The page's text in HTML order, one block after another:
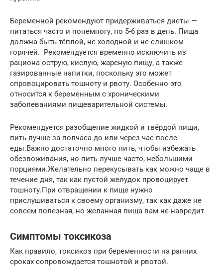
Беременной рекомендуют придерживаться диеты —
питаться часто и понемногу, по 5-6 раз в день. Пища
должна быть тёплой, не холодной и не слишком
горячей. Рекомендуется временно исключить из
рациона острую, кислую, жареную пищу, а также
газированные напитки, поскольку это может
спровоцировать тошноту и рвоту. Особенно это
относится к беременным с хроническими
заболеваниями пищеварительной системы.
Рекомендуется разобщение жидкой и твёрдой пищи,
пить лучше за полчаса до или через час после
еды.Важно достаточно много пить, чтобы избежать
обезвоживания, но пить лучше часто, небольшими
порциями.Желательно перекусывать как можно чаще в
течение дня, так как пустой желудок провоцирует
тошноту.При отвращении к пище нужно
прислушиваться к своему организму, так как даже не
совсем полезная, но желанная пища вам не навредит
Симптомы токсикоза
Как правило, токсикоз при беременности на ранних
сроках сопровождается тошнотой и рвотой.